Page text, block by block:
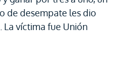
de desempate les dio
La víctima fue Unión